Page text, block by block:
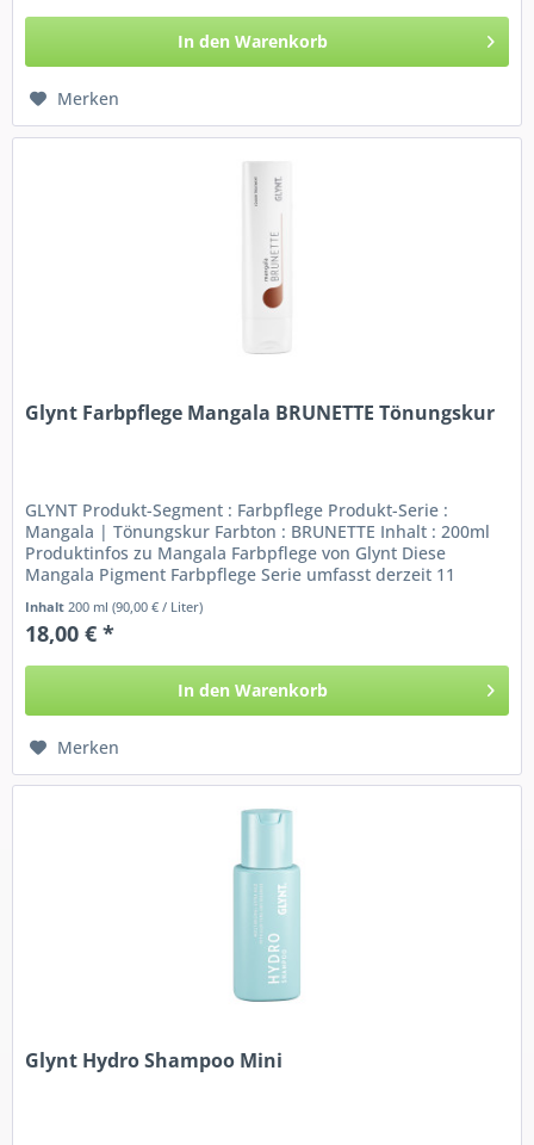
In den Warenkorb
Merken
Glynt Farbpflege Mangala BRUNETTE Tönungskur
GLYNT Produkt-Segment : Farbpflege Produkt-Serie :
Mangala | Tönungskur Farbton : BRUNETTE Inhalt : 200ml
Produktinfos zu Mangala Farbpflege von Glynt Diese
Mangala Pigment Farbpflege Serie umfasst derzeit 11
Inhalt 200 ml(90,00 € / Liter)
18,00 € *
In den Warenkorb
Merken
Glynt Hydro Shampoo Mini